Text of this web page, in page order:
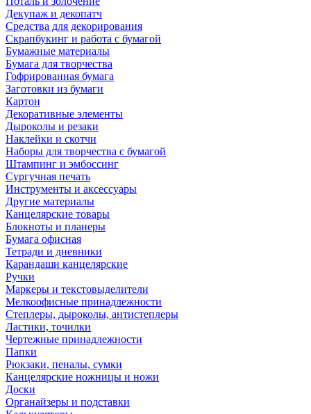
Декупаж и декопатч
Средства для декорирования
Скрапбукинг и работа с бумагой
Бумажные материалы
Бумага для творчества
Гофрированная бумага
Заготовки из бумаги
Картон
Декоративные элементы
Дыроколы и резаки
Наклейки и скотчи
Наборы для творчества с бумагой
Штампинг и эмбоссинг
Сургучная печать
Инструменты и аксессуары
Другие материалы
Канцелярские товары
Блокноты и планеры
Бумага офисная
Тетради и дневники
Карандаши канцелярские
Ручки
Маркеры и текстовыделители
Мелкоофисные принадлежности
Степлеры, дыроколы, антистеплеры
Ластики, точилки
Чертежные принадлежности
Папки
Рюкзаки, пеналы, сумки
Канцелярские ножницы и ножи
Доски
Органайзеры и подставки